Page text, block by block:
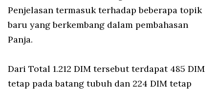
Penjelasan termasuk terhadap beberapa topik
baru yang berkembang dalam pembahasan
Panja.
Dari Total 1.212 DIM tersebut terdapat 485 DIM
tetap pada batang tubuh dan 224 DIM tetap